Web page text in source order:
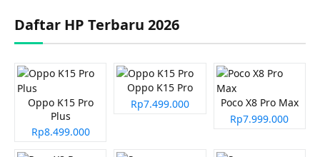
Daftar HP Terbaru 2026
Oppo K15 Pro
Plus
Rp8.499.000
Oppo K15 Pro
Rp7.499.000
Poco X8 Pro Max
Rp7.999.000